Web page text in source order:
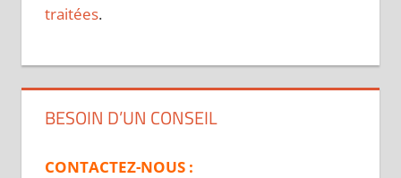
traitées.
BESOIN D’UN CONSEIL
CONTACTEZ-NOUS :